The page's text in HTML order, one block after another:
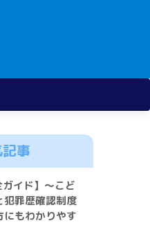
事
ガイド】〜こど
犯罪歴確認制度
にもわかりやす